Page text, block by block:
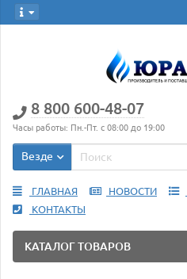
8 800 600-48-07
Часы работы: Пн.-Пт. с 08:00 до 19:00
Везде
ГЛАВНАЯ НОВОСТИ
КОНТАКТЫ
КАТАЛОГ ТОВАРОВ